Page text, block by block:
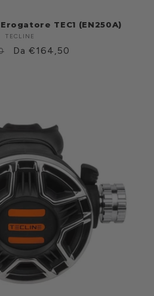
TEC1 (EN250A)
Produttore:
TECLINE
Prezzo
Da €164,50